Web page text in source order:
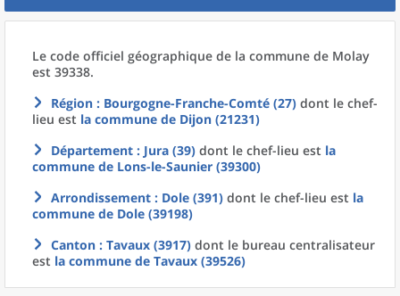
Le code officiel géographique de la commune de Molay
est 39338.
Région : Bourgogne-Franche-Comté (27) dont le chef-
lieu est la commune de Dijon (21231)
Département : Jura (39) dont le chef-lieu est la
commune de Lons-le-Saunier (39300)
Arrondissement : Dole (391) dont le chef-lieu est la
commune de Dole (39198)
Canton : Tavaux (3917) dont le bureau centralisateur
est la commune de Tavaux (39526)